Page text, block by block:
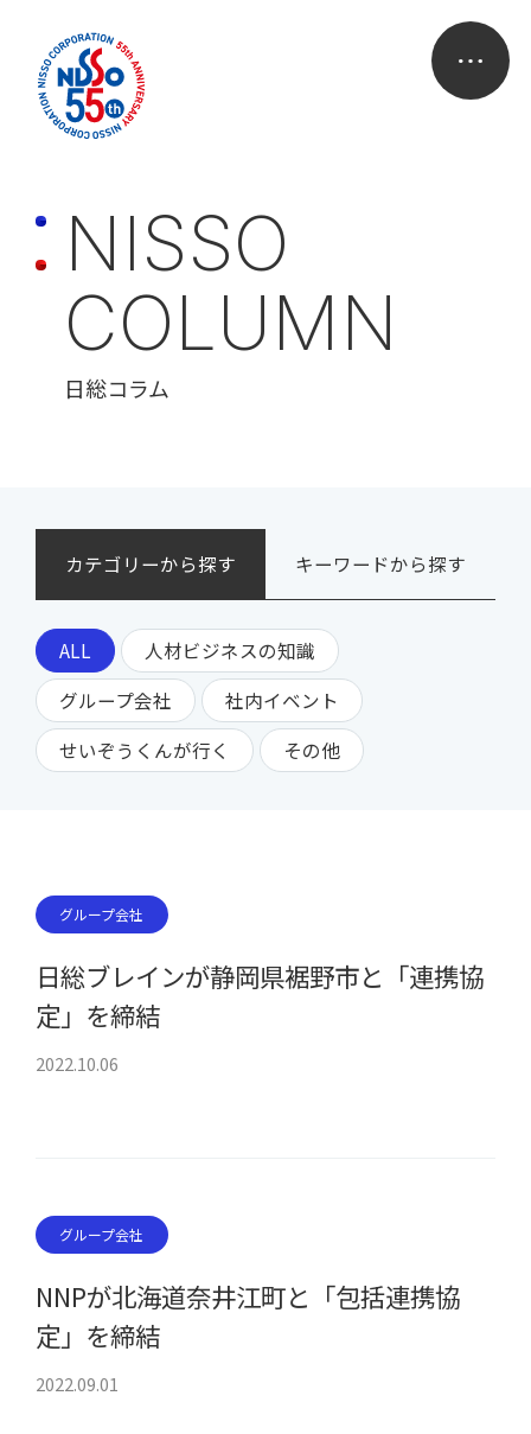
NISSO
COLUMN
日総コラム
カテゴリーから探す キーワードから探す
ALL
人材ビジネスの知識
グループ会社
社内イベント
せいぞうくんが行く
その他
グループ会社
日総ブレインが静岡県裾野市と「連携協
定」を締結
2022.10.06
グループ会社
NNPが北海道奈井江町と「包括連携協
定」を締結
2022.09.01